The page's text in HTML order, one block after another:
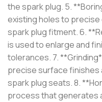
the spark plug. 5.
existing holes to
spark plug fitment. 6.
is used to enlarge and
tolerances. 7.
precise surface finishes
spark plug seats. 8.
process that generates